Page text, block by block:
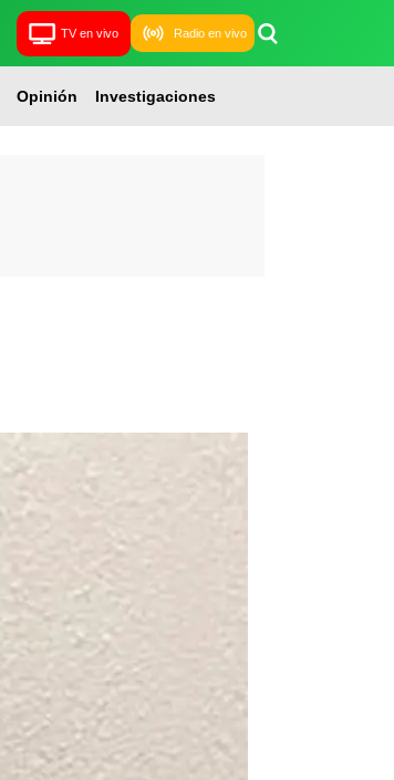
TV en vivo Radio en vivo
Opinión Investigaciones